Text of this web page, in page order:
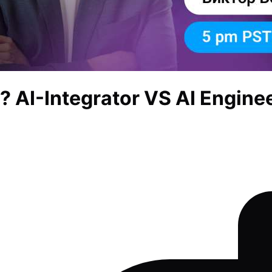
? AI-Integrator VS AI